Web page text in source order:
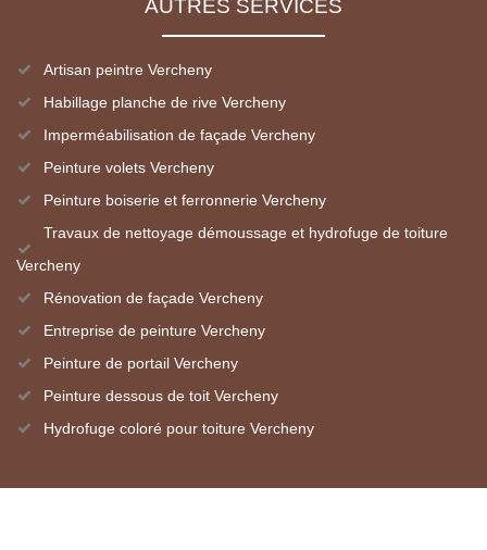
AUTRES SERVICES
Artisan peintre Vercheny
Habillage planche de rive Vercheny
Imperméabilisation de façade Vercheny
Peinture volets Vercheny
Peinture boiserie et ferronnerie Vercheny
Travaux de nettoyage démoussage et hydrofuge de toiture
Vercheny
Rénovation de façade Vercheny
Entreprise de peinture Vercheny
Peinture de portail Vercheny
Peinture dessous de toit Vercheny
Hydrofuge coloré pour toiture Vercheny